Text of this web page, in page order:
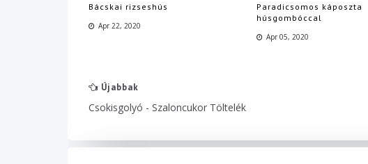
Bácskai rizseshús
Apr 22, 2020
Paradicsomos káposzta
húsgombóccal
Apr 05, 2020
Újabbak
Csokisgolyó - Szaloncukor Töltelék